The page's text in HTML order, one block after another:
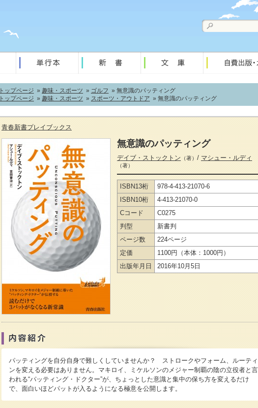
トップページ » 趣味・スポーツ » ゴルフ » 無意識のパッティング
トップページ » 趣味・スポーツ » スポーツ・アウトドア » 無意識のパッティング
青春新書プレイブックス
無意識のパッティング
デイブ・ストックトン （著） / マシュー・ルディ
（著）
ISBN13桁
978-4-413-21070-6
ISBN10桁
4-413-21070-0
Cコード
C0275
判型
新書判
ページ数
224ページ
定価
1100円
（本体：1000円）
出版年月日
2016年10月5日
パッティングを自分自身で難しくしていませんか？ ストロークやフォーム、ルーティ
ンを変える必要はありません。マキロイ、ミケルソンのメジャー制覇の陰の立役者と言
われる“パッティング・ドクター”が、ちょっとした意識と集中の保ち方を変えるだけ
で、面白いほどパットが入るようになる極意を公開します。